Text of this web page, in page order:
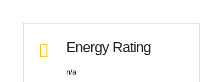
Energy Rating
n/a